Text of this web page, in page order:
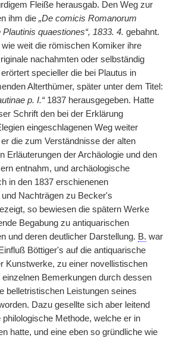
Fleiße herausgab. Den Weg zur
ihm die „De comicis Romanorum
quaestiones“, 1833. 4. gebahnt.
weit die römischen Komiker ihre
nachahmten oder selbständig
specieller die bei Plautus in
Alterthümer, später unter dem Titel:
p. I.“1837 herausgegeben. Hatte
Schrift den bei der Erklärung
eingeschlagenen Weg weiter
die zum Verständnisse der alten
Erläuterungen der Archäologie und den
entnahm, und archäologische
in den 1837 erschienenen
und Nachträgen zu Becker's
so bewiesen die spätern Werke
Begabung zu antiquarischen
und deren deutlicher Darstellung. B. war
Böttiger's auf die antiquarische
Kunstwerke, zu einer novellistischen
einzelnen Bemerkungen durch dessen
belletristischen Leistungen seines
Dazu gesellte sich aber leitend
philologische Methode, welche er in
hatte, und eine eben so gründliche wie